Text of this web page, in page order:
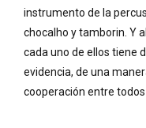
instrumento de la
chocalho y tamborin. Y
cada uno de ellos tiene
evidencia, de una
cooperación entre